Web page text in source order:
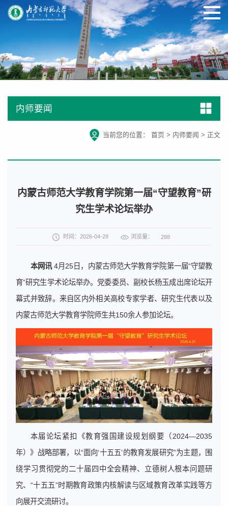
内师要闻
当前您的位置： 首页 > 内师要闻 > 正文
内蒙古师范大学教育学院第一届“守望教育”研
究生学术论坛举办
时间：2026-04-28 浏览量： 288
本网讯4月25日，内蒙古师范大学教育学院第一届“守望教
育”研究生学术论坛举办。党委委员、副校长杨玉成出席论坛开
幕式并致辞。来自区内外相关高校专家学者、研究生代表以及
内蒙古师范大学教育学院师生共150余人参加论坛。
本届论坛紧扣《教育强国建设规划纲要（2024—2035
年）》战略部署，以“面向‘十五五’的教育发展研究”为主题，围
绕学习贯彻党的二十届四中全会精神、立德树人根本问题研
究、“十五五”时期教育政策内核解读与区域教育改革实践等方
向展开交流研讨。